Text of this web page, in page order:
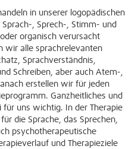
in unserer logopädischen
, Sprech-, Stimm- und
organisch verursacht
wir alle sprachrelevanten
Sprachverständnis,
Schreiben, aber auch Atem-,
erstellen wir für jeden
Ganzheitliches und
uns wichtig. In der Therapie
die Sprache, das Sprechen,
psychotherapeutische
und Therapieziele